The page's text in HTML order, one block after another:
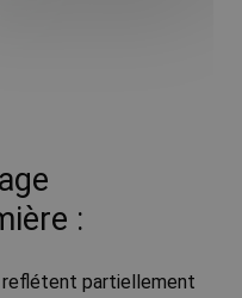
:
partiellement